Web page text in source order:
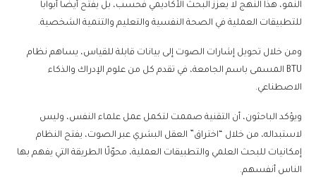
النمو، هذا النهج لا يعزز البحث الأكاديمي فحسب، بل يفتح أيضا أبوابا
للتطبيقات العملية في الصحة النفسية والتعليم والتنمية الشخصية.
ومن خلال تحويل إشارات الصوت إلى بيانات قابلة للقياس، يساهم نظام
BTU المسمى باسم الجامعة، في تقدم كل من علوم الإدراك والذكاء
الاصطناعي.
ويؤكد الباحثون، أن التقنية صممت لتكمل عمل علماء النفس، وليس
لاستبداله، من خلال “اختراق” العقل البشري عبر الصوت، يفتح النظام
إمكانيات للبحث العلمي والتطبيقات العملية، محوّلًا الطريقة التي يفهم بها
الناس أنفسهم.